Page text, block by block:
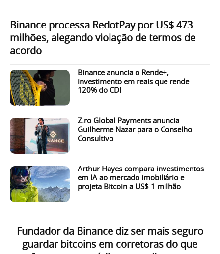
Binance processa RedotPay por US$ 473
milhões, alegando violação de termos de
acordo
Binance anuncia o Rende+,
investimento em reais que rende
120% do CDI
Z.ro Global Payments anuncia
Guilherme Nazar para o Conselho
Consultivo
Arthur Hayes compara investimentos
em IA ao mercado imobiliário e
projeta Bitcoin a US$ 1 milhão
Fundador da Binance diz ser mais seguro
guardar bitcoins em corretoras do que